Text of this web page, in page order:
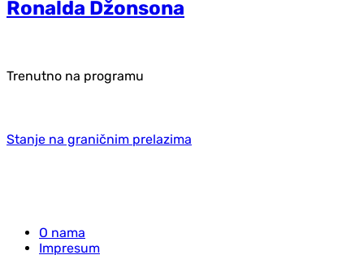
Ronalda Džonsona
Trenutno na programu
Stanje na graničnim prelazima
O nama
Impresum